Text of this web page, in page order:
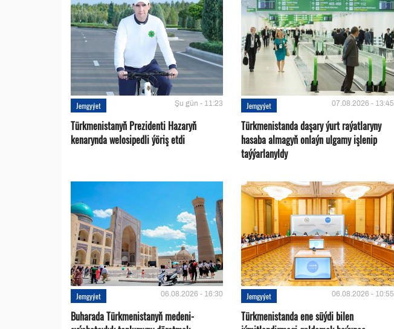
Jemgyýet Şu gün - 11:23
Türkmenistanyň Prezidenti Hazaryň
kenarynda welosipedli ýöriş etdi
Jemgyýet 07.08.2026 - 13:45
Türkmenistanda daşary ýurt raýatlaryny
hasaba almagyň onlaýn ulgamy işlenip
taýýarlanyldy
Jemgyýet 06.08.2026 - 16:30
Buharada Türkmenistanyň medeni-
Jemgyýet 06.08.2026 - 10:55
Türkmenistanda ene süýdi bilen